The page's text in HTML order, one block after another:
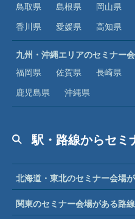
鳥取県
島根県 岡山県
香川県
愛媛県 高知県
九州・沖縄エリアのセミナー
福岡県
佐賀県 長崎県
鹿児島県
沖縄県
駅・路線からセミ
北海道・東北のセミナー会場
関東のセミナー会場がある路線